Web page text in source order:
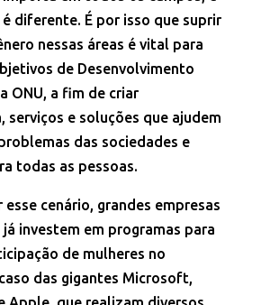
é diferente. É por isso que suprir
nessas áreas é vital para
de Desenvolvimento
ONU, a fim de criar
serviços e soluções que ajudem
das sociedades e
todas as pessoas.
esse cenário, grandes empresas
investem em programas para
de mulheres no
das gigantes Microsoft,